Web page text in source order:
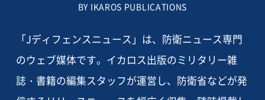
BY IKAROS PUBLICATIONS
「Jディフェンスニュース」は、防衛ニュース専門
のウェブ媒体です。イカロス出版のミリタリー雑
誌・書籍の編集スタッフが運営し、防衛省などが発